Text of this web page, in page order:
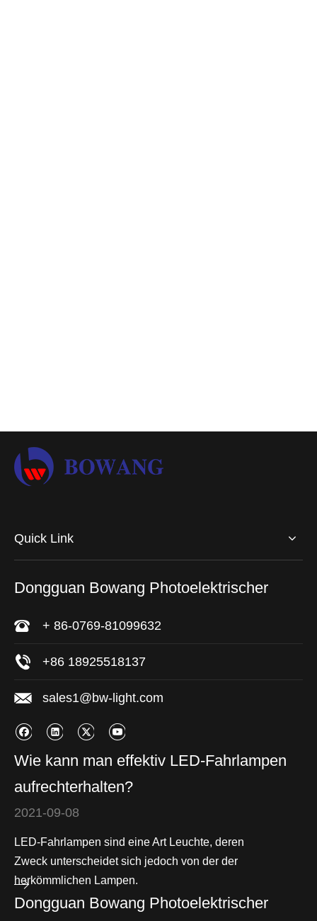
Quick Link
Dongguan Bowang Photoelektrischer
+ 86-0769-81099632
+86 18925518137
sales1@bw-light.com
Wie kann man effektiv LED-Fahrlampen
aufrechterhalten?
2021-09-08
LED-Fahrlampen sind eine Art Leuchte, deren
Zweck unterscheidet sich jedoch von der der
herkömmlichen Lampen.
Dongguan Bowang Photoelektrischer